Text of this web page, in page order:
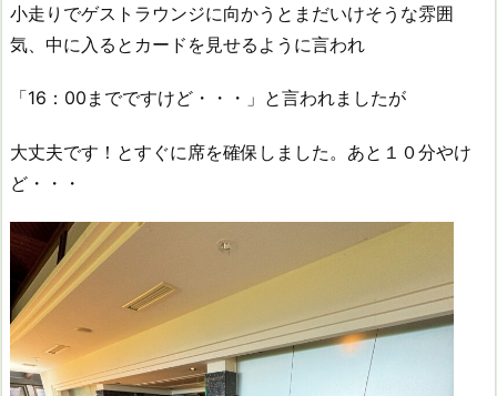
小走りでゲストラウンジに向かうとまだいけそうな雰囲
気、中に入るとカードを見せるように言われ
「16：00までですけど・・・」と言われましたが
大丈夫です！とすぐに席を確保しました。あと１０分やけ
ど・・・